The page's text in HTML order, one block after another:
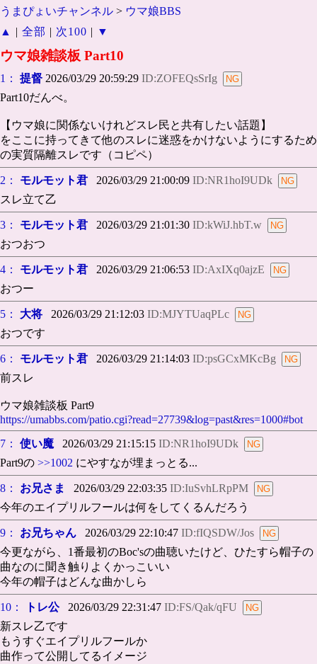
うまぴょいチャンネル > ウマ娘BBS
▲
| 全部 | 次100 | ▼
ウマ娘雑談板 Part10
1： 提督 2026/03/29 20:59:29 ID:ZOFEQsSrIg
Part10だんべ。
【ウマ娘に関係ないけれどスレ民と共有したい話題】
をここに持ってきて他のスレに迷惑をかけないようにするため
の実質隔離スレです（コピペ）
2： モルモット君 2026/03/29 21:00:09 ID:NR1hoI9UDk
スレ立て乙
3： モルモット君 2026/03/29 21:01:30 ID:kWiJ.hbT.w
おつおつ
4： モルモット君 2026/03/29 21:06:53 ID:AxIXq0ajzE
おつー
5： 大将 2026/03/29 21:12:03 ID:MJYTUaqPLc
おつです
6： モルモット君 2026/03/29 21:14:03 ID:psGCxMKcBg
前スレ
ウマ娘雑談板 Part9
https://umabbs.com/patio.cgi?read=27739&log=past&res=1000#bot
7：
使い魔 2026/03/29 21:15:15 ID:NR1hoI9UDk
Part9の >>1002 にやすなが埋まっとる...
8： お兄さま 2026/03/29 22:03:35 ID:IuSvhLRpPM
今年のエイプリルフールは何をしてくるんだろう
9： お兄ちゃん 2026/03/29 22:10:47 ID:fIQSDW/Jos
今更ながら、1番最初のBoc'sの曲聴いたけど、ひたすら帽子の
曲なのに聞き触りよくかっこいい
今年の帽子はどんな曲かしら
10： トレ公2026/03/29 22:31:47 ID:FS/Qak/qFU
新スレ乙です
もうすぐエイプリルフールか
曲作って公開してるイメージ